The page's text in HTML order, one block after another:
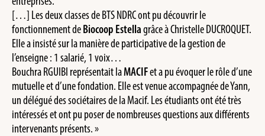
[…] Les deux classes de BTS NDRC ont pu découvrir le
fonctionnement deBiocoop Estellagrâce à Christelle DUCROQUET.
Elle a insisté sur la manière de participative de la gestion de
l’enseigne : 1 salarié, 1 voix…
Bouchra RGUIBI représentait laMACIFet a pu évoquer le rôle d’une
mutuelle et d’une fondation. Elle est venue accompagnée de Yann,
un délégué des sociétaires de la Macif. Les étudiants ont été très
intéressés et ont pu poser de nombreuses questions aux différents
intervenants présents. »